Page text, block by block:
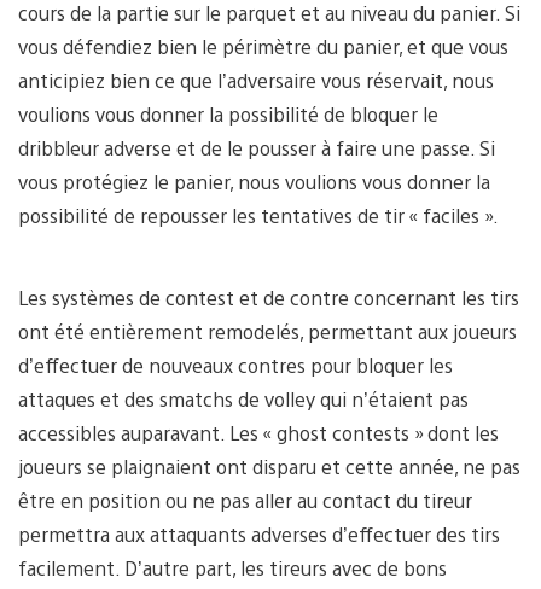
cours de la partie sur le parquet et au niveau du panier. Si
vous défendiez bien le périmètre du panier, et que vous
anticipiez bien ce que l’adversaire vous réservait, nous
voulions vous donner la possibilité de bloquer le
dribbleur adverse et de le pousser à faire une passe. Si
vous protégiez le panier, nous voulions vous donner la
possibilité de repousser les tentatives de tir « faciles ».
Les systèmes de contest et de contre concernant les tirs
ont été entièrement remodelés, permettant aux joueurs
d’effectuer de nouveaux contres pour bloquer les
attaques et des smatchs de volley qui n’étaient pas
accessibles auparavant. Les « ghost contests » dont les
joueurs se plaignaient ont disparu et cette année, ne pas
être en position ou ne pas aller au contact du tireur
permettra aux attaquants adverses d’effectuer des tirs
facilement. D’autre part, les tireurs avec de bons